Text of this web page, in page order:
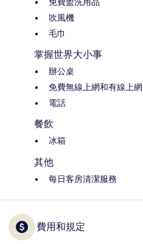
吹風機
毛巾
掌握世界大小事
辦公桌
免費無線上網和有線上網
電話
餐飲
冰箱
其他
每日客房清潔服務
費用和規定